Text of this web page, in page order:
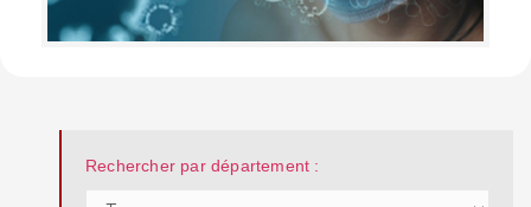
Rechercher par département :